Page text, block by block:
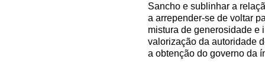
Sancho e sublinhar a
a arrepender-se de voltar
mistura de generosidade e
valorização da autoridade
a obtenção do governo da